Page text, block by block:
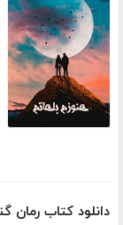
دانلود کتاب رمان